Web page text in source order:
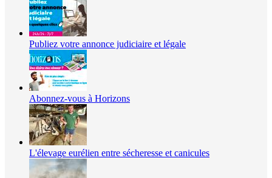
Publiez votre annonce judiciaire et légale
Abonnez-vous à Horizons
L'élevage eurélien entre sécheresse et canicules